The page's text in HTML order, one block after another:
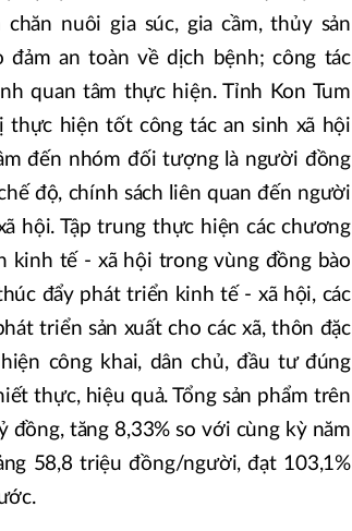
nuôi gia súc, gia cầm, thủy sản
an toàn về dịch bệnh; công tác
quan tâm thực hiện. Tỉnh Kon Tum
thực hiện tốt công tác an sinh xã hội
đến nhóm đối tượng là người đồng
độ, chính sách liên quan đến người
hội. Tập trung thực hiện các chương
kinh tế - xã hội trong vùng đồng bào
đẩy phát triển kinh tế - xã hội, các
triển sản xuất cho các xã, thôn đặc
công khai, dân chủ, đầu tư đúng
thực, hiệu quả. Tổng sản phẩm trên
đồng, tăng 8,33% so với cùng kỳ năm
58,8 triệu đồng/người, đạt 103,1%